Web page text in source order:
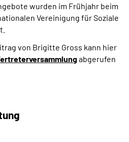
wurden im Frühjahr beim
Vereinigung für Soziale
von Brigitte Gross kann hier
abgerufen